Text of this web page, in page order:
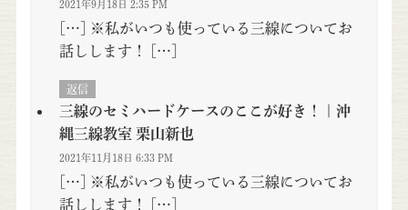
2021年9月18日 2:35 PM
[…] ※私がいつも使っている三線についてお
話しします！ […]
返信
三線のセミハードケースのここが好き！ | 沖
縄三線教室 栗山新也
2021年11月18日 6:33 PM
[…] ※私がいつも使っている三線についてお
話しします！ […]